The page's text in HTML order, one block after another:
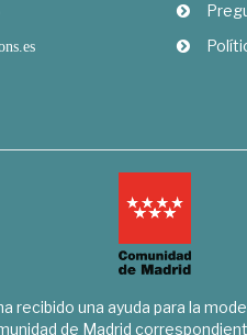
recibido una ayuda para la
de Madrid